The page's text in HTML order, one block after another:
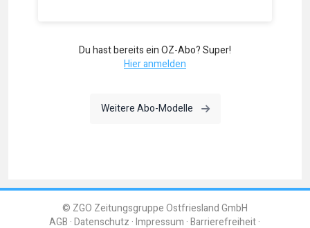
Du hast bereits ein OZ-Abo? Super!
Hier anmelden
Weitere Abo-Modelle
© ZGO Zeitungsgruppe Ostfriesland GmbH
AGB Datenschutz Impressum Barrierefreiheit